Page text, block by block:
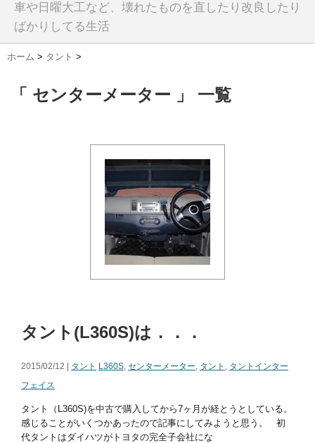
車や日曜大工など、壊れたものを直したり改良したり
ばかりしてる生活
ホーム > タント >
「 センターメーター 」 一覧
タント(L360S)は．．．
2015/02/12 | タント L360S, センターメーター, タント , タントインター
フェイス
タント（L360S)を中古で購入してから7ヶ月が経とうとしている。
感じることがいくつかあったので記事にしてみようと思う。 初
代タントはダイハツがトヨタの完全子会社にな